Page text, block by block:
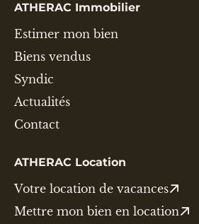
ATHERAC Immobilier
Estimer mon bien
Biens vendus
Syndic
Actualités
Contact
ATHERAC Location
Votre location de vacances
Mettre mon bien en location